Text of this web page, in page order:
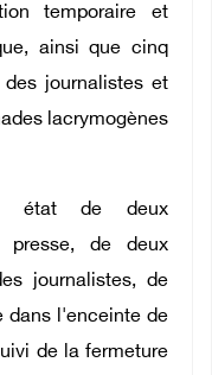
temporaire et
ainsi que cinq
journalistes et
lacrymogènes
état de deux
presse, de deux
journalistes, de
dans l'enceinte de
de la fermeture